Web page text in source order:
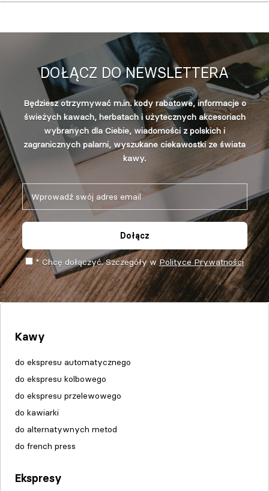
DOŁĄCZ DO NEWSLETTERA
Będziesz otrzymywać m.in. kody rabatowe, informacje o
świeżych kawach, herbatach i użytecznych akcesoriach
wybranych dla Ciebie, wiadomości z polskich i
zagranicznych palarni, wyszukane ciekawostki ze świata
kawy.
Dołącz
* Chcę dołączyć. Szczegóły wPolityce Prywatności
Kawy
do ekspresu automatycznego
do ekspresu kolbowego
do ekspresu przelewowego
do kawiarki
do alternatywnych metod
do french press
Ekspresy